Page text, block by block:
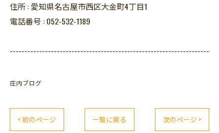
住所 : 愛知県名古屋市西区大金町4丁目1
電話番号 : 052-532-1189
--------------------------------------------------------------------
庄内ブログ
< 前のページ 一覧に戻る 次のページ >